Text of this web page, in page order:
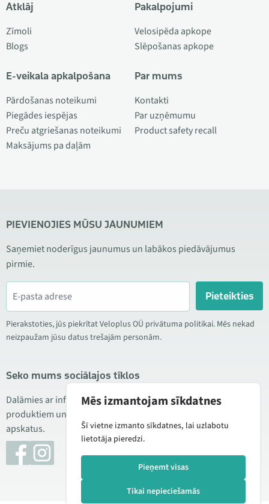
Atklāj
Zīmoli
Blogs
E-veikala apkalpošana
Pārdošanas noteikumi
Piegādes iespējas
Preču atgriešanas noteikumi
Maksājums pa daļām
Pakalpojumi
Velosipēda apkope
Slēpošanas apkope
Par mums
Kontakti
Par uzņēmumu
Product safety recall
PIEVIENOJIES MŪSU JAUNUMIEM
Saņemiet noderīgus jaunumus un labākos piedāvājumus
pirmie.
Pieteikties
Pierakstoties, jūs piekrītat Veloplus OÜ privātuma politikai. Mēs nekad
neizpaužam jūsu datus trešajām personām.
Seko mums sociālajos tīklos
Dalāmies ar informāciju par izdevīgām akcijām, jauniem
produktiem un servisu. Reizēm publicējam arī produktu
apskatus.
Mēs izmantojam sīkdatnes
Šī vietne izmanto sīkdatnes, lai uzlabotu
lietotāja pieredzi.
Pieņemt visas
Tikai nepieciešamās